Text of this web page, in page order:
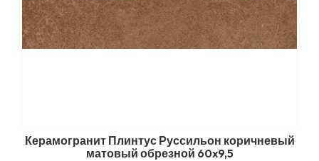
Керамогранит Плинтус Руссильон коричневый
матовый обрезной 60x9,5